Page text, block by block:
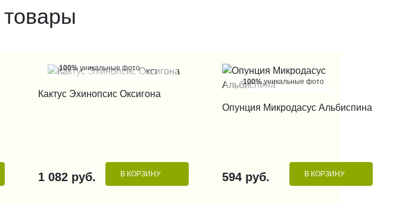
100% уникальные фото
Кактус Эхинопсис Оксигона
1 082 руб. В КОРЗИНУ
100%уникальные фото
КУПИТЬ В 1 КЛИК
Опунция Микродасус Альбиспина
594 руб. В КОРЗИНУ